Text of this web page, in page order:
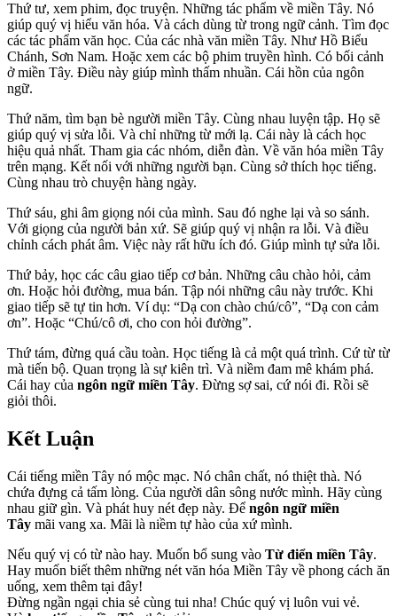
Thứ tư, xem phim, đọc truyện. Những tác phẩm về miền Tây. Nó
giúp quý vị hiểu văn hóa. Và cách dùng từ trong ngữ cảnh. Tìm đọc
các tác phẩm văn học. Của các nhà văn miền Tây. Như Hồ Biểu
Chánh, Sơn Nam. Hoặc xem các bộ phim truyền hình. Có bối cảnh
ở miền Tây. Điều này giúp mình thấm nhuần. Cái hồn của ngôn
ngữ.
Thứ năm, tìm bạn bè người miền Tây. Cùng nhau luyện tập. Họ sẽ
giúp quý vị sửa lỗi. Và chỉ những từ mới lạ. Cái này là cách học
hiệu quả nhất. Tham gia các nhóm, diễn đàn. Về văn hóa miền Tây
trên mạng. Kết nối với những người bạn. Cùng sở thích học tiếng.
Cùng nhau trò chuyện hàng ngày.
Thứ sáu, ghi âm giọng nói của mình. Sau đó nghe lại và so sánh.
Với giọng của người bản xứ. Sẽ giúp quý vị nhận ra lỗi. Và điều
chỉnh cách phát âm. Việc này rất hữu ích đó. Giúp mình tự sửa lỗi.
Thứ bảy, học các câu giao tiếp cơ bản. Những câu chào hỏi, cảm
ơn. Hoặc hỏi đường, mua bán. Tập nói những câu này trước. Khi
giao tiếp sẽ tự tin hơn. Ví dụ: “Dạ con chào chú/cô”, “Dạ con cảm
ơn”. Hoặc “Chú/cô ơi, cho con hỏi đường”.
Thứ tám, đừng quá cầu toàn. Học tiếng là cả một quá trình. Cứ từ từ
mà tiến bộ. Quan trọng là sự kiên trì. Và niềm đam mê khám phá.
Cái hay của ngôn ngữ miền Tây. Đừng sợ sai, cứ nói đi. Rồi sẽ
giỏi thôi.
Kết Luận
Cái tiếng miền Tây nó mộc mạc. Nó chân chất, nó thiệt thà. Nó
chứa đựng cả tấm lòng. Của người dân sông nước mình. Hãy cùng
nhau giữ gìn. Và phát huy nét đẹp này. Để ngôn ngữ miền
Tây mãi vang xa. Mãi là niềm tự hào của xứ mình.
Nếu quý vị có từ nào hay. Muốn bổ sung vào Từ điển miền Tây.
Hay muốn biết thêm những nét văn hóa Miền Tây về phong cách ăn
uống, xem thêm tại đây!
Đừng ngần ngại chia sẻ cùng tui nha! Chúc quý vị luôn vui vẻ.